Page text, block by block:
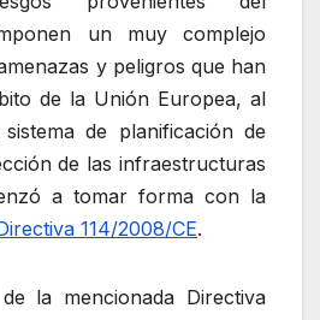
un muy complejo
y peligros que han
de la Unión Europea, al
de planificación de
de las infraestructuras
a tomar forma con la
114/2008/CE.
la mencionada Directiva